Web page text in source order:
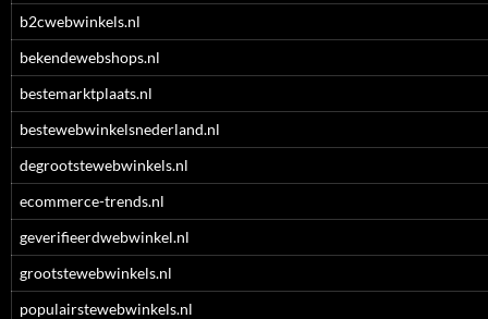
b2cwebwinkels.nl
bekendewebshops.nl
bestemarktplaats.nl
bestewebwinkelsnederland.nl
degrootstewebwinkels.nl
ecommerce-trends.nl
geverifieerdwebwinkel.nl
grootstewebwinkels.nl
populairstewebwinkels.nl